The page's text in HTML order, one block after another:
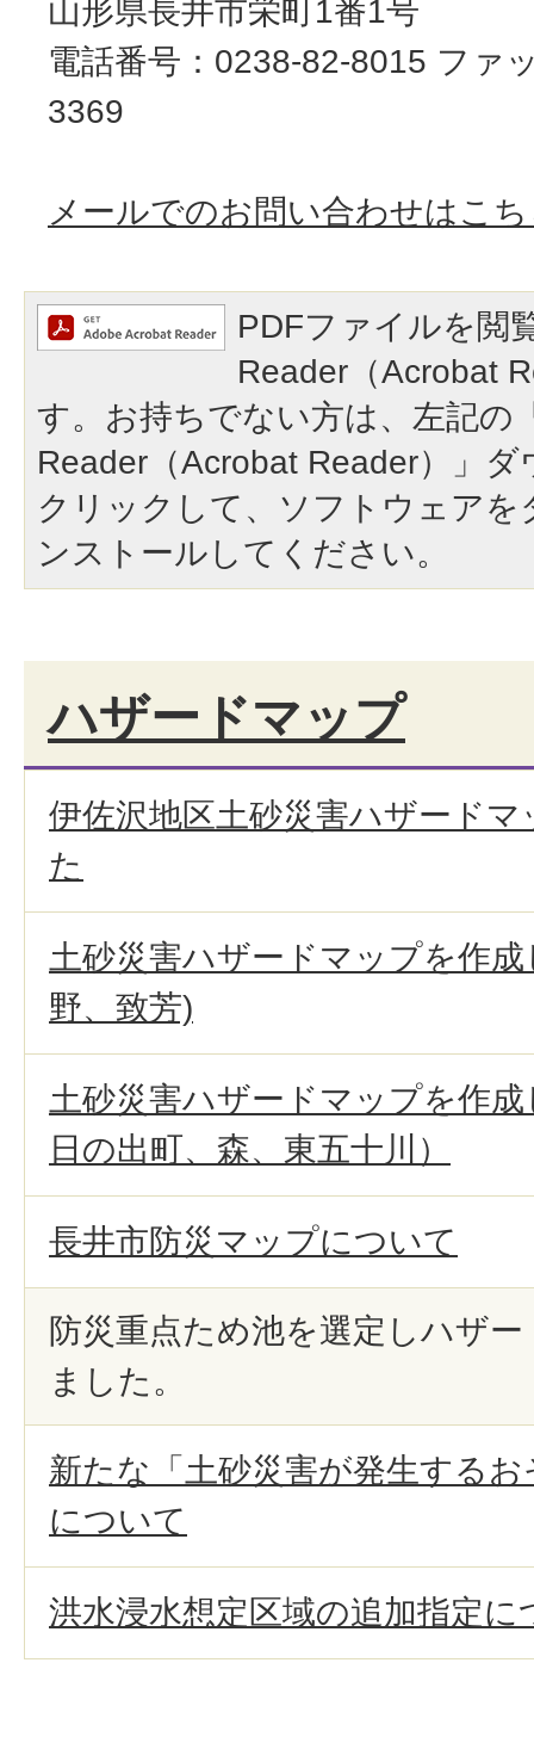
山形県長井市栄町1番1号
電話番号：0238-82-8015 ファ
3369
メールでのお問い合わせはこ
PDFファイルを閲
Reader（Acrobat
す。お持ちでない方は、左記の
Reader（Acrobat Reader）」
クリックして、ソフトウェア
ンストールしてください。
ハザードマップ
伊佐沢地区土砂災害ハザード
た
土砂災害ハザードマップを作
野、致芳)
土砂災害ハザードマップを作
日の出町、森、東五十川）
長井市防災マップについて
防災重点ため池を選定しハザ
ました。
新たな「土砂災害が発生する
について
洪水浸水想定区域の追加指定に